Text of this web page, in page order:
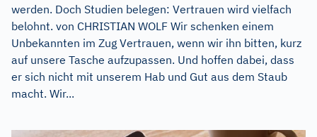
werden. Doch Studien belegen: Vertrauen wird vielfach
belohnt. von CHRISTIAN WOLF Wir schenken einem
Unbekannten im Zug Vertrauen, wenn wir ihn bitten, kurz
auf unsere Tasche aufzupassen. Und hoffen dabei, dass
er sich nicht mit unserem Hab und Gut aus dem Staub
macht. Wir...